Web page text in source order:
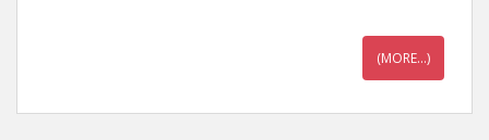
(MORE…)